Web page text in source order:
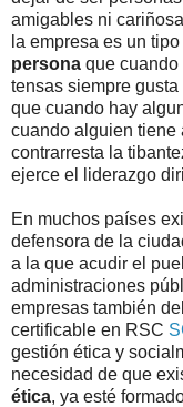
amigables ni
la empresa es un
persona que cuando
tensas siempre
que cuando hay
cuando alguien tiene
contrarresta la
ejerce el liderazgo
En muchos países
defensora de la
a la que acudir el
administraciones
empresas también
certificable en RSC
gestión ética y
necesidad de que
ética, ya esté